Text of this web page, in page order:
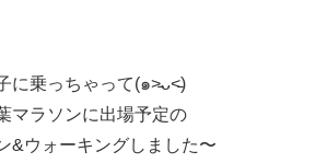
に乗っちゃって(๑˃̵ᴗ˂̵)
マラソンに出場予定の
&ウォーキングしました〜